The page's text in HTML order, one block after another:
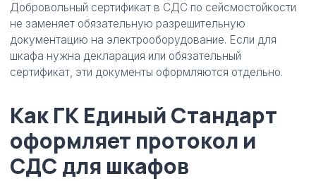
Добровольный сертификат в СДС по сейсмостойкости
не заменяет обязательную разрешительную
документацию на электрооборудование. Если для
шкафа нужна декларация или обязательный
сертификат, эти документы оформляются отдельно.
Как ГК Единый Стандарт
оформляет протокол и
СДС для шкафов